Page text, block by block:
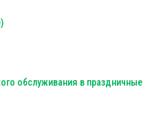
обслуживания в праздничные